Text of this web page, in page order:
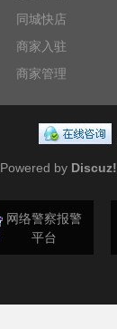
同城快店
商家入驻
商家管理
Powered by Discuz!
网络警察报警
平台